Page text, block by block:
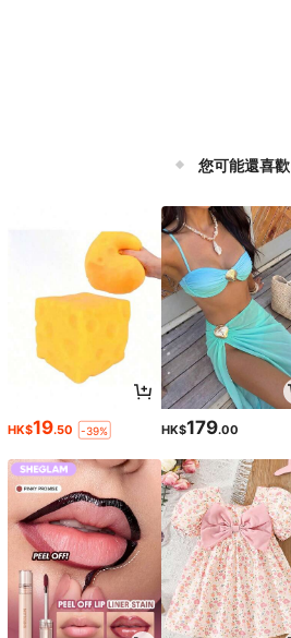
您可能還喜歡
HK$19.50 -39% HK$179.00